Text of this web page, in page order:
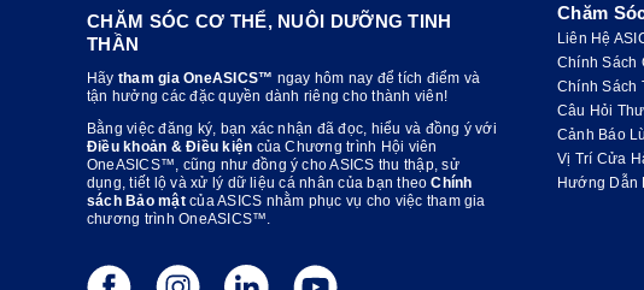
CHĂM SÓC CƠ THỂ, NUÔI DƯỠNG TINH
THẦN
Hãy tham gia OneASICS™ ngay hôm nay để tích điểm và
tận hưởng các đặc quyền dành riêng cho thành viên!
Bằng việc đăng ký, bạn xác nhận đã đọc, hiểu và đồng ý với
Điều khoản & Điều kiện của Chương trình Hội viên
OneASICS™, cũng như đồng ý cho ASICS thu thập, sử
dụng, tiết lộ và xử lý dữ liệu cá nhân của bạn theoChính
sách Bảo mậtcủa ASICS nhằm phục vụ cho việc tham gia
chương trình OneASICS™.
Chăm
Liên Hệ
Chính Sách
Chính Sách
Câu Hỏi
Cảnh Báo
Vị Trí Cửa
Hướng Dẫn